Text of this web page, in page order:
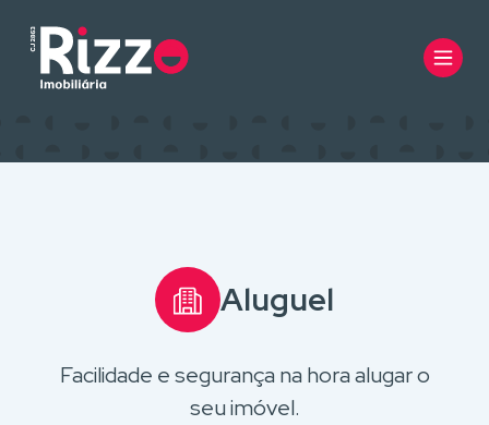
Aluguel
Facilidade e segurança na hora alugar o
seu imóvel.